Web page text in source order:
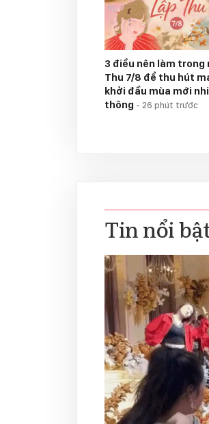
3 điều nên làm trong
Thu 7/8 để thu hút
khởi đầu mùa mới
thông - 26 phút trước
Tin nổi